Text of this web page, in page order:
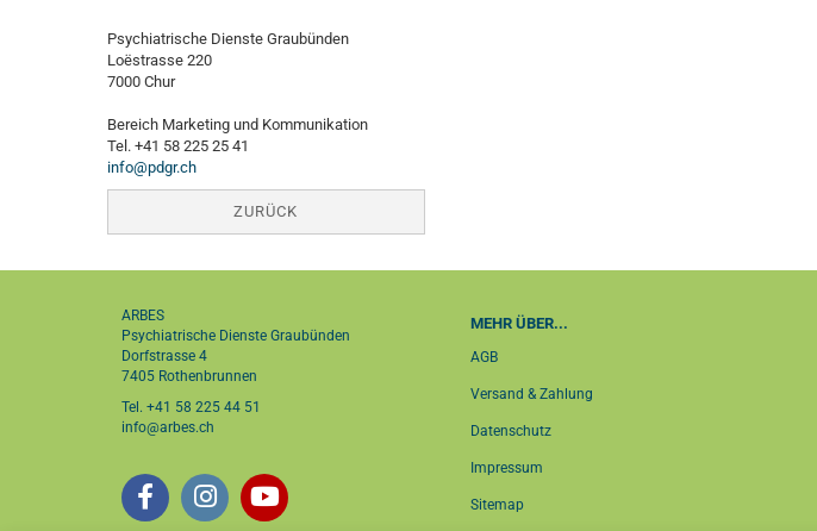
Psychiatrische Dienste Graubünden
Loëstrasse 220
7000 Chur
Bereich Marketing und Kommunikation
Tel. +41 58 225 25 41
info@pdgr.ch
ZURÜCK
MEHR ÜBER...
AGB
Versand & Zahlung
Datenschutz
Impressum
Sitemap
ARBES
Psychiatrische Dienste Graubünden
Dorfstrasse 4
7405 Rothenbrunnen
Tel. +41 58 225 44 51
info@arbes.ch